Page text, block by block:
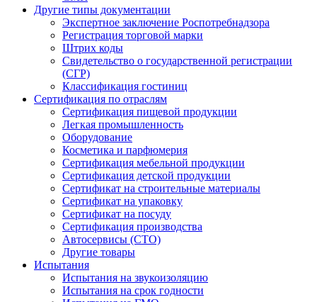
Другие типы документации
Экспертное заключение Роспотребнадзора
Регистрация торговой марки
Штрих коды
Свидетельство о государственной регистрации
(СГР)
Классификация гостиниц
Сертификация по отраслям
Сертификация пищевой продукции
Легкая промышленность
Оборудование
Косметика и парфюмерия
Сертификация мебельной продукции
Сертификация детской продукции
Сертификат на строительные материалы
Сертификат на упаковку
Сертификат на посуду
Сертификация производства
Автосервисы (СТО)
Другие товары
Испытания
Испытания на звукоизоляцию
Испытания на срок годности